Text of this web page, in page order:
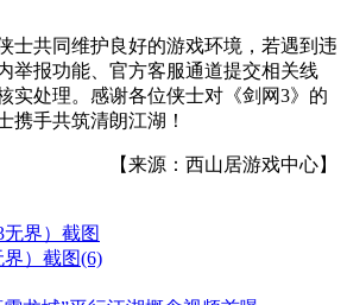
士共同维护良好的游戏环境，若遇到违
举报功能、官方客服通道提交相关线
实处理。感谢各位侠士对《剑网3》的
携手共筑清朗江湖！
【来源：西山居游戏中心】
）截图(6)